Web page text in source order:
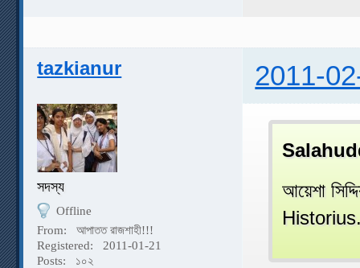
tazkianur 2011-
সদস্য
Offline
From:
আপাতত রাজশাহী!!!
Registered:
2011-01-21
Posts:
১০২
আয়েশা